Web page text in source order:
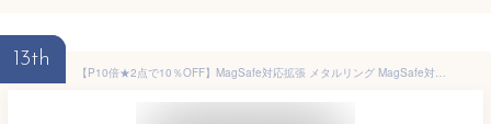
13th
【P10倍★2点で10％OFF】MagSafe対応拡張 メタルリング MagSafe対応 スマホ用 充電 変換 マグセーフ シール メタル リング 金属 9色 車載 スマートフォン アイフォン galaxy アルミニウム合金 リングシール Android iPhone 15 16 14 iPhone13 iPhone12 リングステッカー